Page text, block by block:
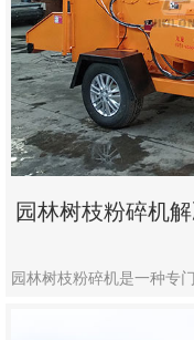
园林树枝粉碎机
园林树枝粉碎机是一种专